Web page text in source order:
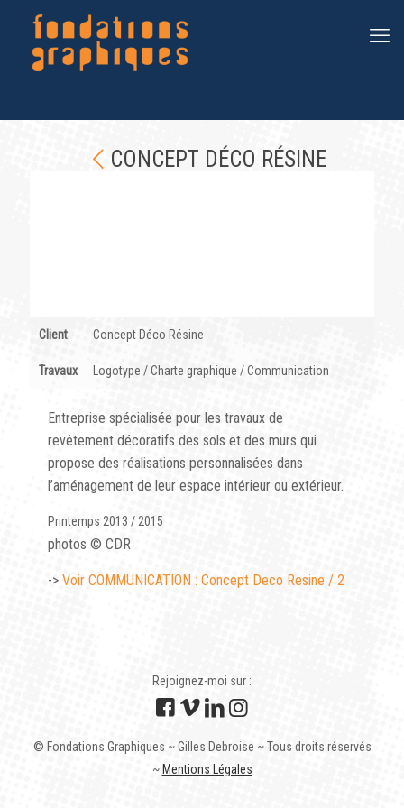
CONCEPT DÉCO RÉSINE
Client Concept Déco Résine
Travaux Logotype / Charte graphique / Communication
Entreprise spécialisée pour les travaux de
revêtement décoratifs des sols et des murs qui
propose des réalisations personnalisées dans
l’aménagement de leur espace intérieur ou extérieur.
Printemps 2013 / 2015
photos © CDR
-> Voir COMMUNICATION : Concept Deco Resine / 2
Rejoignez-moi sur :
© Fondations Graphiques ~ Gilles Debroise ~ Tous droits réservés
~ Mentions Légales